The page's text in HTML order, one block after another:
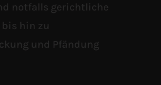
notfalls gerichtliche
hin zu
und Pfändung